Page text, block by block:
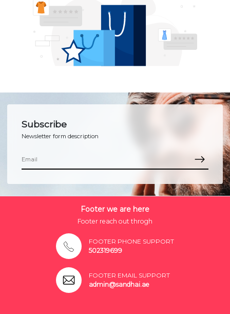
Subscribe
Newsletter form description
Footer we are here
Footer reach out throgh
FOOTER PHONE SUPPORT
502319699
FOOTER EMAIL SUPPORT
admin@sandhai.ae